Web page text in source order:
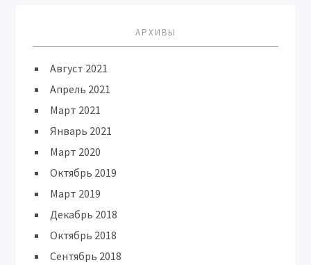
АРХИВЫ
Август 2021
Апрель 2021
Март 2021
Январь 2021
Март 2020
Октябрь 2019
Март 2019
Декабрь 2018
Октябрь 2018
Сентябрь 2018